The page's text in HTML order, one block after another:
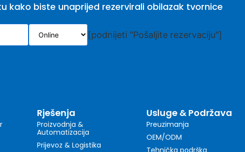
kako biste unaprijed rezervirali obilazak tvornice
[podnijeti "Pošaljite rezervaciju"]
Rješenja
Proizvodnja &
Automatizacija
Prijevoz & Logistika
Usluge & Podržava
Preuzimanja
OEM/ODM